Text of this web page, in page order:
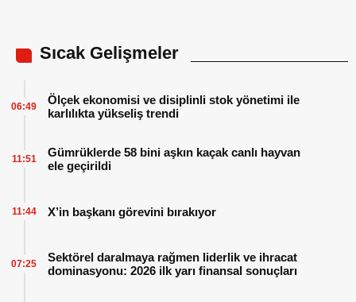
Sıcak Gelişmeler
Ölçek ekonomisi ve disiplinli stok yönetimi ile
karlılıkta yükseliş trendi
06:49
Gümrüklerde 58 bini aşkın kaçak canlı hayvan
ele geçirildi
11:51
X’in başkanı görevini bırakıyor
11:44
Sektörel daralmaya rağmen liderlik ve ihracat
dominasyonu: 2026 ilk yarı finansal sonuçları
07:25